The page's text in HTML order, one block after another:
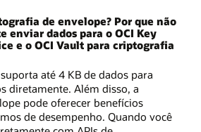
de envelope? Por que não
enviar dados para o OCI Key
e o OCI Vault para criptografia
até 4 KB de dados para
diretamente. Além disso, a
pode oferecer benefícios
de desempenho. Quando você